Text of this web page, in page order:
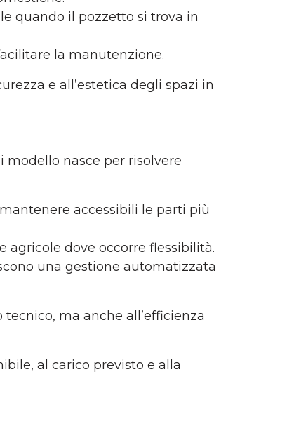
quando il pozzetto si trova in
la manutenzione.
e all’estetica degli spazi in
modello nasce per risolvere
accessibili le parti più
agricole dove occorre flessibilità.
una gestione automatizzata
ma anche all’efficienza
al carico previsto e alla